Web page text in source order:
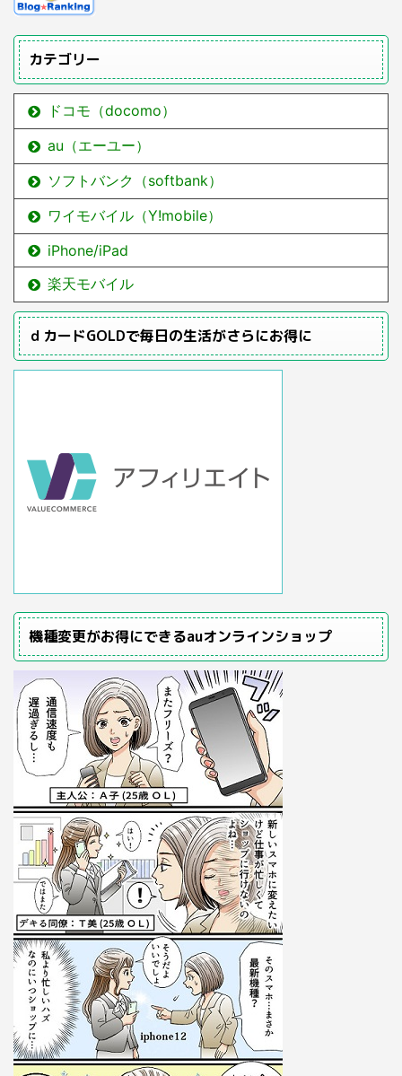
カテゴリー
ドコモ（docomo）
au（エーユー）
ソフトバンク（softbank）
ワイモバイル（Y!mobile）
iPhone/iPad
楽天モバイル
ｄカードGOLDで毎日の生活がさらにお得に
機種変更がお得にできるauオンラインショップ